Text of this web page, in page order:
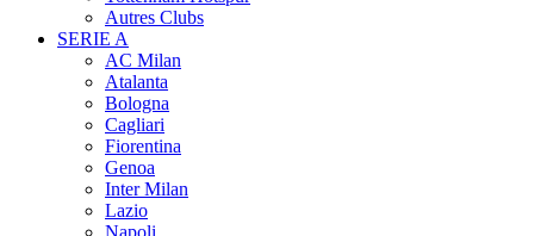
Autres Clubs
SERIE A
AC Milan
Atalanta
Bologna
Cagliari
Fiorentina
Genoa
Inter Milan
Lazio
Napoli